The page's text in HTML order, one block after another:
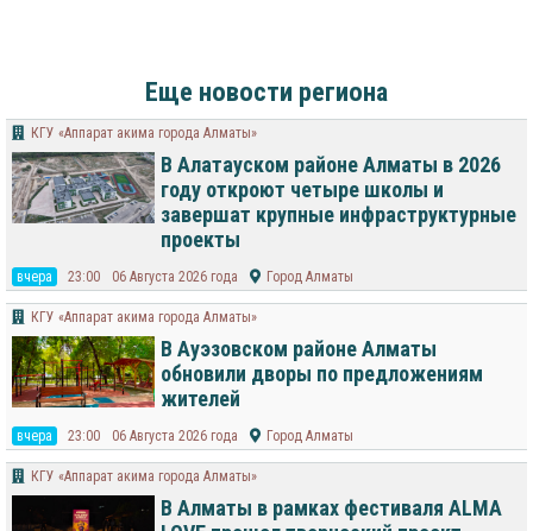
Еще новости региона
КГУ «Аппарат акима города Алматы»
В Алатауском районе Алматы в 2026
году откроют четыре школы и
завершат крупные инфраструктурные
проекты
вчера 23:00 06 Августа 2026 года Город Алматы
КГУ «Аппарат акима города Алматы»
В Ауэзовском районе Алматы
обновили дворы по предложениям
жителей
вчера 23:00 06 Августа 2026 года Город Алматы
КГУ «Аппарат акима города Алматы»
В Алматы в рамках фестиваля ALMA